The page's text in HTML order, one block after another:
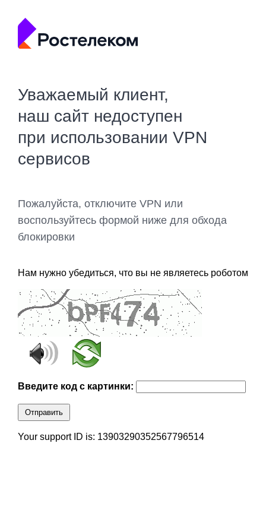
Уважаемый клиент,
наш сайт недоступен
при использовании VPN
сервисов
Пожалуйста, отключите VPN или
воспользуйтесь формой ниже для обхода
блокировки
Нам нужно убедиться, что вы не являетесь роботом
Введите код с картинки:
Отправить
Your support ID is: 13903290352567796514